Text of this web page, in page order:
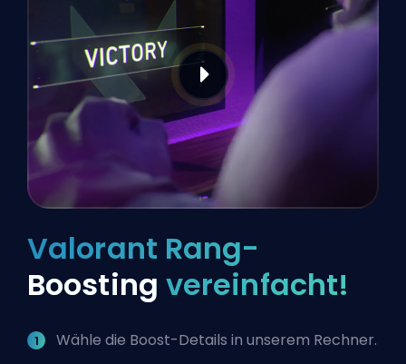
Valorant Rang-
Boosting vereinfacht!
Wähle die Boost-Details in unserem Rechner.